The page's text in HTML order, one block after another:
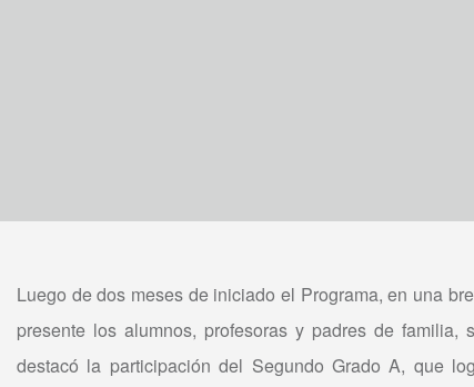
Luego de dos meses de iniciado el Programa, en una
presente los alumnos, profesoras y padres de
destacó la participación del Segundo Grado A, que